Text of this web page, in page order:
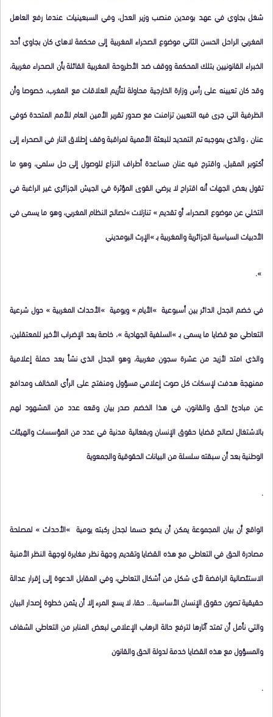
شغل بجاوي في عهد بومدين منصب وزير العدل، وفي السبعينيات عندما رفع العاهل
المغربي الراحل الحسن الثاني موضوع الصحراء المغربية إلى محكمة لاهاي كان بجاوي أحد
الخبراء القانونيين بتلك المحكمة ووقف ضد الأطروحة المغربية القائلة بأن الصحراء مغربية،
وقد كان تعيينه على رأس وزارة الخارجية محاولة لتأزيم العلاقات مع المغرب، خصوصا وأن
الظرفية التي جرى فيه التعيين تزامنت مع صدور تقرير الأمين العام للأمم المتحدة كوفي
عنان ، والذي بموجبه تم التمديد للبعثة الأممية لمراقبة وقف إطلاق النار في الصحراء إلى
أكتوبر المقبل، واقترح فيه عنان مساعدة أطراف النزاع للوصول إلى حل سلمي، وهو ما
تقول بعض الجهات أنه اقتراح لا يرضي القوى المؤثرة في الجيش الجزائري غير الراغبة في
التخلي عن موضوع الصحراء، أو تقديم » تنازلات »لصالح النظام المغربي، وهو ما يسمى في
الأدبيات السياسية الجزائرية والمغربية بـ »الإرث البومديني
».
في خضم الجدل الدائر بين أسبوعية »الأيام » ويومية »الأحداث المغربية » حول شرعية
التعاطي مع قضايا ما يسمى بـ »السلفية الجهادية »، خاصة بعد الإضراب الأخير للمعتقلين،
والذي امتد لأزيد من عشرة سجون مغربية، وهو الجدل الذي نشأ بعد حملة إعلامية
ممنهجة هدفت لإسكات كل صوت إعلامي مسؤول ومنفتح على الرأي المخالف ومدافع
عن مبادئ الحق والقانون، في هذا الخضم صدر بيان وقعه عدد من المشهود لهم
بالاشتغال لصالح قضايا حقوق الإنسان وبفعالية مدنية في عدد من المؤسسات والهيئات
الوطنية بعد أن سبقته سلسلة من البيانات الحقوقية والجمعوية
.
الواقع أن بيان المجموعة يمكن أن يضع حسما لجدل ركبته يومية »الأحداث » لمصلحة
مصادرة الحق في التعاطي مع هذه القضايا وتقديم وجهة نظر مغايرة لوجهة النظر الأمنية
الاستئصالية الرافضة لأي شكل من أشكال التعاطي، وفي المقابل الدعوة إلى إقرار عدالة
حقيقية تصون حقوق الإنسان الأساسية… حقا، لا يسع المرء إلا أن يثمن خطوة إصدار البيان
والتي نأمل أن تمتد آثارها لترفع حالة الرهاب الإعلامي لبعض المنابر من التعاطي الشفاف
والمسؤول مع هذه القضايا خدمة لدولة الحق والقانون
.